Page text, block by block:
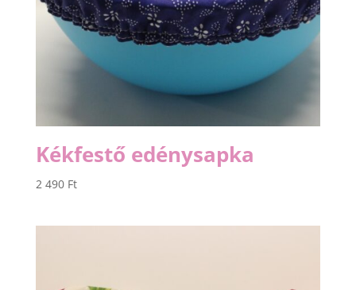
Kékfestő edénysapka
2 490 Ft